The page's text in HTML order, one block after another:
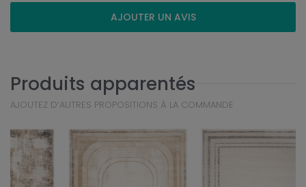
AJOUTER UN AVIS
Produits apparentés
AJOUTEZ D’AUTRES PROPOSITIONS À LA COMMANDE